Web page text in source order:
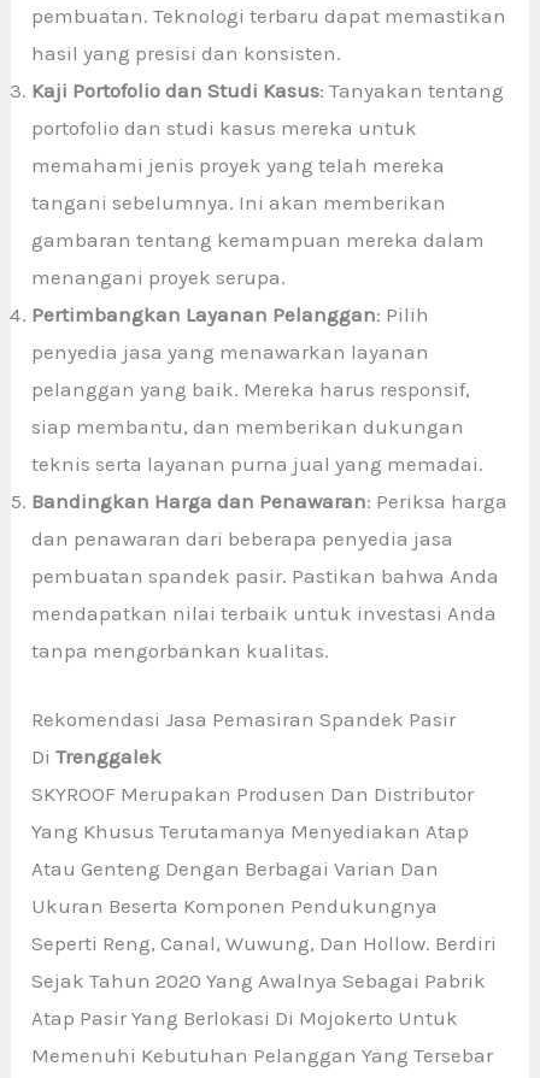
pembuatan. Teknologi terbaru dapat memastikan
hasil yang presisi dan konsisten.
Kaji Portofolio dan Studi Kasus: Tanyakan tentang
portofolio dan studi kasus mereka untuk
memahami jenis proyek yang telah mereka
tangani sebelumnya. Ini akan memberikan
gambaran tentang kemampuan mereka dalam
menangani proyek serupa.
Pertimbangkan Layanan Pelanggan: Pilih
penyedia jasa yang menawarkan layanan
pelanggan yang baik. Mereka harus responsif,
siap membantu, dan memberikan dukungan
teknis serta layanan purna jual yang memadai.
Bandingkan Harga dan Penawaran: Periksa harga
dan penawaran dari beberapa penyedia jasa
pembuatan spandek pasir. Pastikan bahwa Anda
mendapatkan nilai terbaik untuk investasi Anda
tanpa mengorbankan kualitas.
Rekomendasi Jasa Pemasiran Spandek Pasir
DiTrenggalek
SKYROOF Merupakan Produsen Dan Distributor
Yang Khusus Terutamanya Menyediakan Atap
Atau Genteng Dengan Berbagai Varian Dan
Ukuran Beserta Komponen Pendukungnya
Seperti Reng, Canal, Wuwung, Dan Hollow. Berdiri
Sejak Tahun 2020 Yang Awalnya Sebagai Pabrik
Atap Pasir Yang Berlokasi Di Mojokerto Untuk
Memenuhi Kebutuhan Pelanggan Yang Tersebar